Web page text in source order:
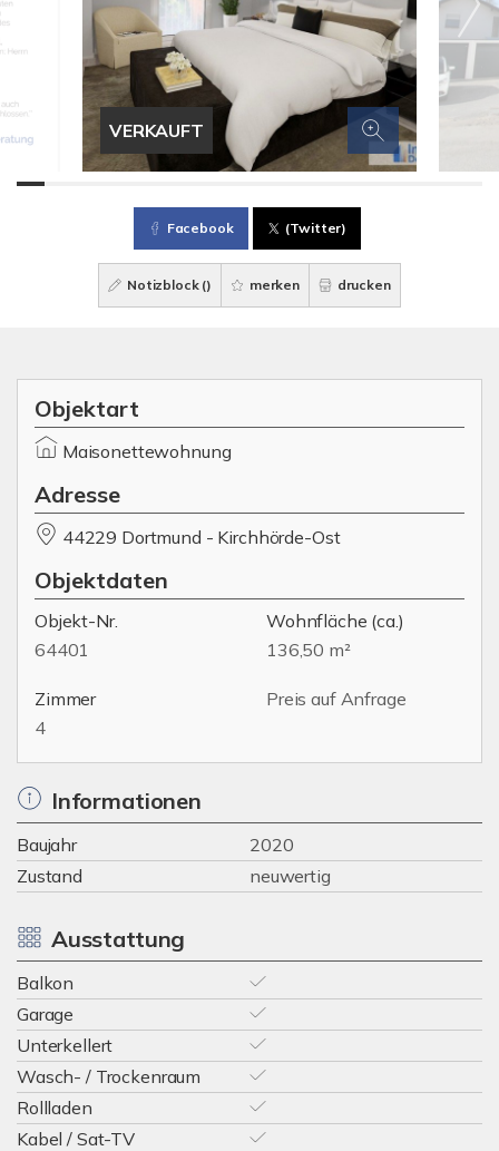
VERKAUFT
Facebook (Twitter)
Notizblock () merken drucken
Objektart
Maisonettewohnung
Adresse
44229 Dortmund - Kirchhörde-Ost
Objektdaten
Objekt-Nr.
64401
Wohnfläche (ca.)
136,50 m²
Zimmer
4
Preis auf Anfrage
Informationen
Baujahr
2020
Zustand
neuwertig
Ausstattung
Balkon
Garage
Unterkellert
Wasch- / Trockenraum
Rollladen
Kabel / Sat-TV